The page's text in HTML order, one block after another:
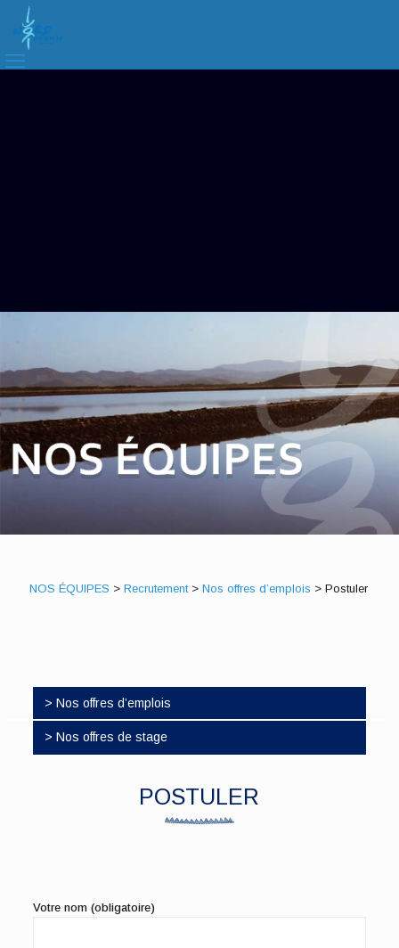
NOS ÉQUIPES > Recrutement> Nos offres d’emplois > Postuler
> Nos offres d’emplois
> Nos offres de stage
POSTULER
Votre nom (obligatoire)